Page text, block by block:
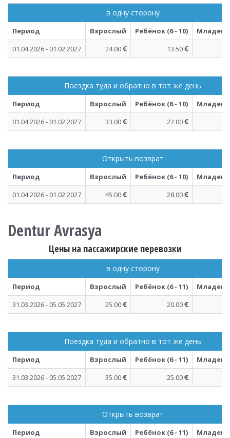
в одну сторону
Период Взрослый Ребёнок (6 - 10)
01.04.2026 - 01.02.2027
24.00 13.50
Поездка туда и обратно в тот же день
Период Взрослый Ребёнок (6 - 10)
01.04.2026 - 01.02.2027
33.00 22.00
Открыть возврат
Период Взрослый Ребёнок (6 - 10)
01.04.2026 - 01.02.2027
45.00 28.00
Dentur Avrasya
Цены на пассажирские перевозки
в одну сторону
Период Взрослый Ребёнок (6 - 11)
31.03.2026 - 05.05.2027
25.00 20.00
Поездка туда и обратно в тот же день
Период Взрослый Ребёнок (6 - 11)
31.03.2026 - 05.05.2027
35.00 25.00
Открыть возврат
Период Взрослый Ребёнок (6 - 11)